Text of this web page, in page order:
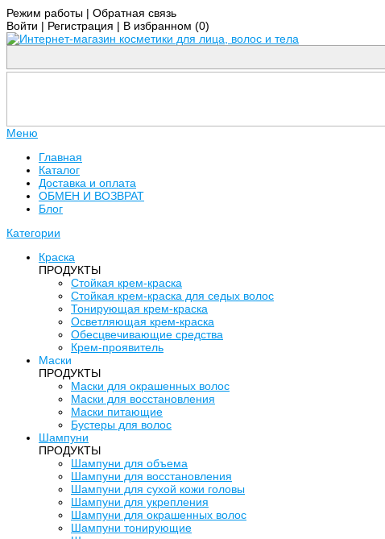
Режим работы | Обратная связь
Войти | Регистрация | В избранном (0)
Меню
Главная
Каталог
Доставка и оплата
ОБМЕН И ВОЗВРАТ
Блог
Категории
Краска
ПРОДУКТЫ
Стойкая крем-краска
Стойкая крем-краска для седых волос
Тонирующая крем-краска
Осветляющая крем-краска
Обесцвечивающие средства
Крем-проявитель
Маски
ПРОДУКТЫ
Маски для окрашенных волос
Маски для восстановления
Маски питающие
Бустеры для волос
Шампуни
ПРОДУКТЫ
Шампуни для объема
Шампуни для восстановления
Шампуни для сухой кожи головы
Шампуни для укрепления
Шампуни для окрашенных волос
Шампуни тонирующие